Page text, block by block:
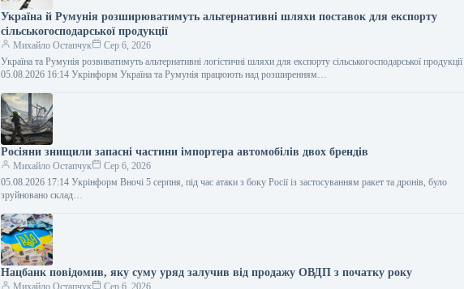
Україна й Румунія розширюватимуть альтернативні шляхи поставок для експорту
сільськогосподарської продукції
Михайло Остапчук
Сер 6, 2026
Україна та Румунія розвиватимуть альтернативні логістичні шляхи для експорту сільськогосподарської продукції
05.08.2026 16:14 Укрінформ Україна та Румунія працюють над розширенням…
Росіяни знищили запасні частини імпортера автомобілів двох брендів
Михайло Остапчук
Сер 6, 2026
05.08.2026 17:14 Укрінформ Вночі 5 серпня, під час атаки з боку Росії із застосуванням ракет та дронів, було
зруйновано склад…
Нацбанк повідомив, яку суму уряд залучив від продажу ОВДП з початку року